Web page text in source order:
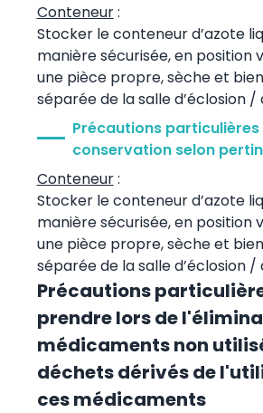
Conteneur:
Stocker le conteneur d’azote
manière sécurisée, en position
une pièce propre, sèche et
séparée de la salle d’éclosion /
Précautions particulières
conservation selon
Conteneur:
Stocker le conteneur d’azote
manière sécurisée, en position
une pièce propre, sèche et
séparée de la salle d’éclosion /
Précautions
prendre lors de
médicaments non
déchets dérivés de
ces médicaments